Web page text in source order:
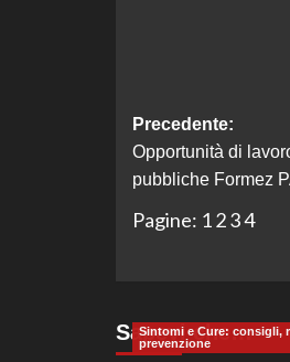
articolo
Precedente:
Opportunità di
pubbliche Formez
Pagine: 1 2 34
Sapevi che…
Sintomi e Cure: consigli,
prevenzione